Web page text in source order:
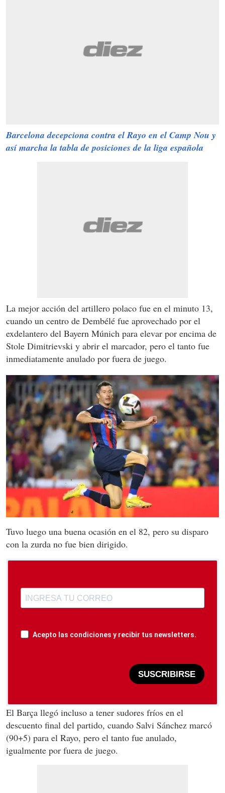
Barcelona decepciona contra el Rayo en el Camp Nou y
así marcha la tabla de posiciones de la liga española
La mejor acción del artillero polaco fue en el minuto 13,
cuando un centro de Dembélé fue aprovechado por el
exdelantero del Bayern Múnich para elevar por encima de
Stole Dimitrievski y abrir el marcador, pero el tanto fue
inmediatamente anulado por fuera de juego.
Tuvo luego una buena ocasión en el 82, pero su disparo
con la zurda no fue bien dirigido.
Acepto las condiciones y recibir tus newsletters.
SUSCRIBIRSE
El Barça llegó incluso a tener sudores fríos en el
descuento final del partido, cuando Salvi Sánchez marcó
(90+5) para el Rayo, pero el tanto fue anulado,
igualmente por fuera de juego.